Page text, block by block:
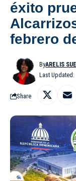
éxito
febrero
Last Updated:
ByARELIS
Share